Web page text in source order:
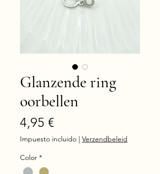
Glanzende ring
oorbellen
4,95 €Precio
Impuesto incluido | Verzendbeleid
Color *